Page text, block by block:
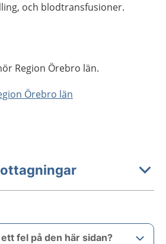
och blodtransfusioner.
Region Örebro län.
Örebro län
fel på den här sidan?